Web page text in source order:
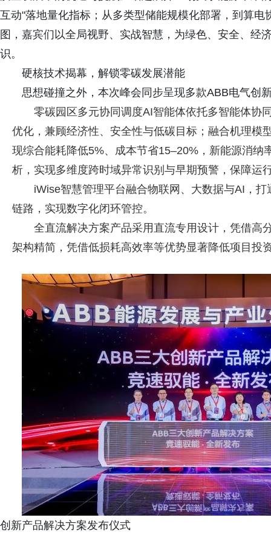
互动"落地量化指标；从多类型储能规模化部署，到算
图，嘉宾们以全局视野、实战智慧，为绿色、安全、经
识。
硬核技术揭幕，解锁零碳发展潜能
思想碰撞之外，本次峰会同步呈现多款ABB电气创
零碳园区多元协同调度AI智能体依托多智能体协
优化，兼顾经济性、安全性与低碳目标；融合机理模
现综合能耗降低5%、成本节省15–20%，新能源消
析，实现多维度跨时域异常识别与早期预警，保障运
iWise智慧管理平台融合物联网、大数据与AI，
链路，实现数字化闭环管控。
全直流解决方案产品采用直流专用设计，凭借高
架构精简，凭借低损耗高效率等优势显著降低项目投
创新产品解决方案发布仪式